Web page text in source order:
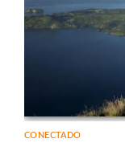
CONECTADO